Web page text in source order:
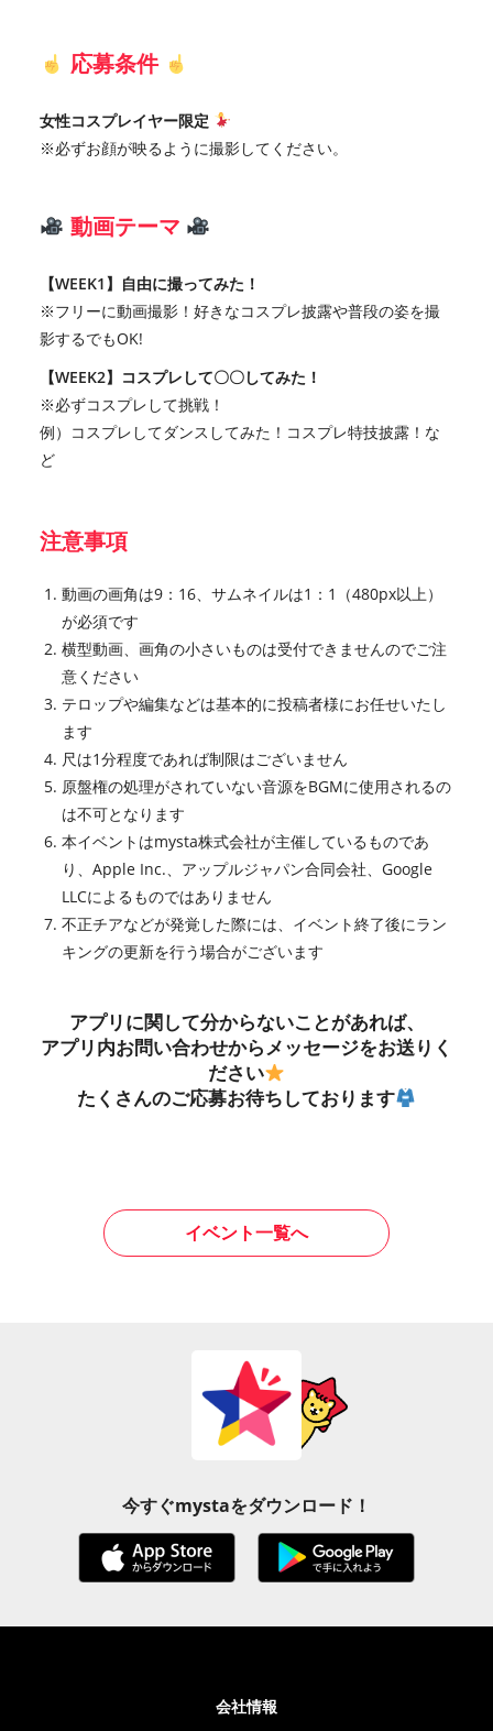
応募条件
女性コスプレイヤー限定
※必ずお顔が映るように撮影してください。
動画テーマ
【WEEK1】自由に撮ってみた！
※フリーに動画撮影！好きなコスプレ披露や普段の姿を撮
影するでもOK!
【WEEK2】コスプレして〇〇してみた！
※必ずコスプレして挑戦！
例）コスプレしてダンスしてみた！コスプレ特技披露！な
ど
注意事項
動画の画角は9：16、サムネイルは1：1（480px以上）
が必須です
横型動画、画角の小さいものは受付できませんのでご注
意ください
テロップや編集などは基本的に投稿者様にお任せいたし
ます
尺は1分程度であれば制限はございません
原盤権の処理がされていない音源をBGMに使用されるの
は不可となります
本イベントはmysta株式会社が主催しているものであ
り、Apple Inc.、アップルジャパン合同会社、Google
LLCによるものではありません
不正チアなどが発覚した際には、イベント終了後にラン
キングの更新を行う場合がございます
アプリに関して分からないことがあれば、
アプリ内お問い合わせからメッセージをお送りく
ださい
たくさんのご応募お待ちしております
イベント一覧へ
今すぐmystaをダウンロード！
会社情報